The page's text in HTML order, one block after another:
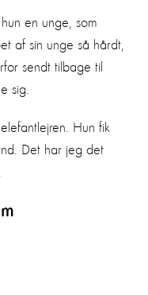
en unge, som
af sin unge så hårdt,
sendt tilbage til
sig.
Hun fik
Det har jeg det